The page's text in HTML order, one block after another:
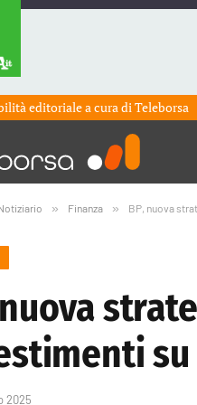
editoriale a cura diTeleborsa
» Finanza » BP, nuova
nuova
2025